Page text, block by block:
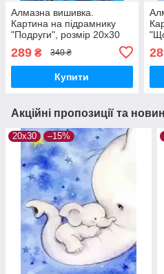
Алмазна вишивка.
Картина на підрамнику
"Подруги", розмір 20х30
289 ₴ 340 ₴
Купити
Акційні пропозиції та
20х30 –15%